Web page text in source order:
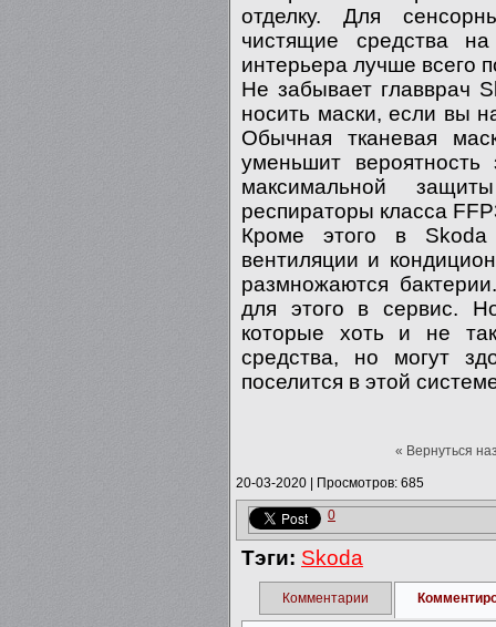
отделку. Для
чистящие средства
интерьера лучше всего
Не забывает главврач
носить маски, если вы
Обычная тканевая
уменьшит
максимальной
респираторы класса
Кроме этого в Skoda
вентиляции и
размножаются
для этого в сервис.
которые хоть и не
средства, но могут
поселится в этой
« Вернуться
20-03-2020 Просмотров: 685
0
Тэги: Skoda
Комментарии